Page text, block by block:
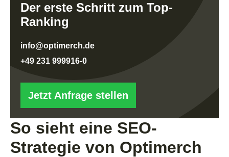
Der erste Schritt zum Top-
Ranking
info@optimerch.de
+49 231 999916-0
Jetzt Anfrage stellen
So sieht eine SEO-
Strategie von Optimerch